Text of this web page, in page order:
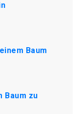
Baum
Baum zu